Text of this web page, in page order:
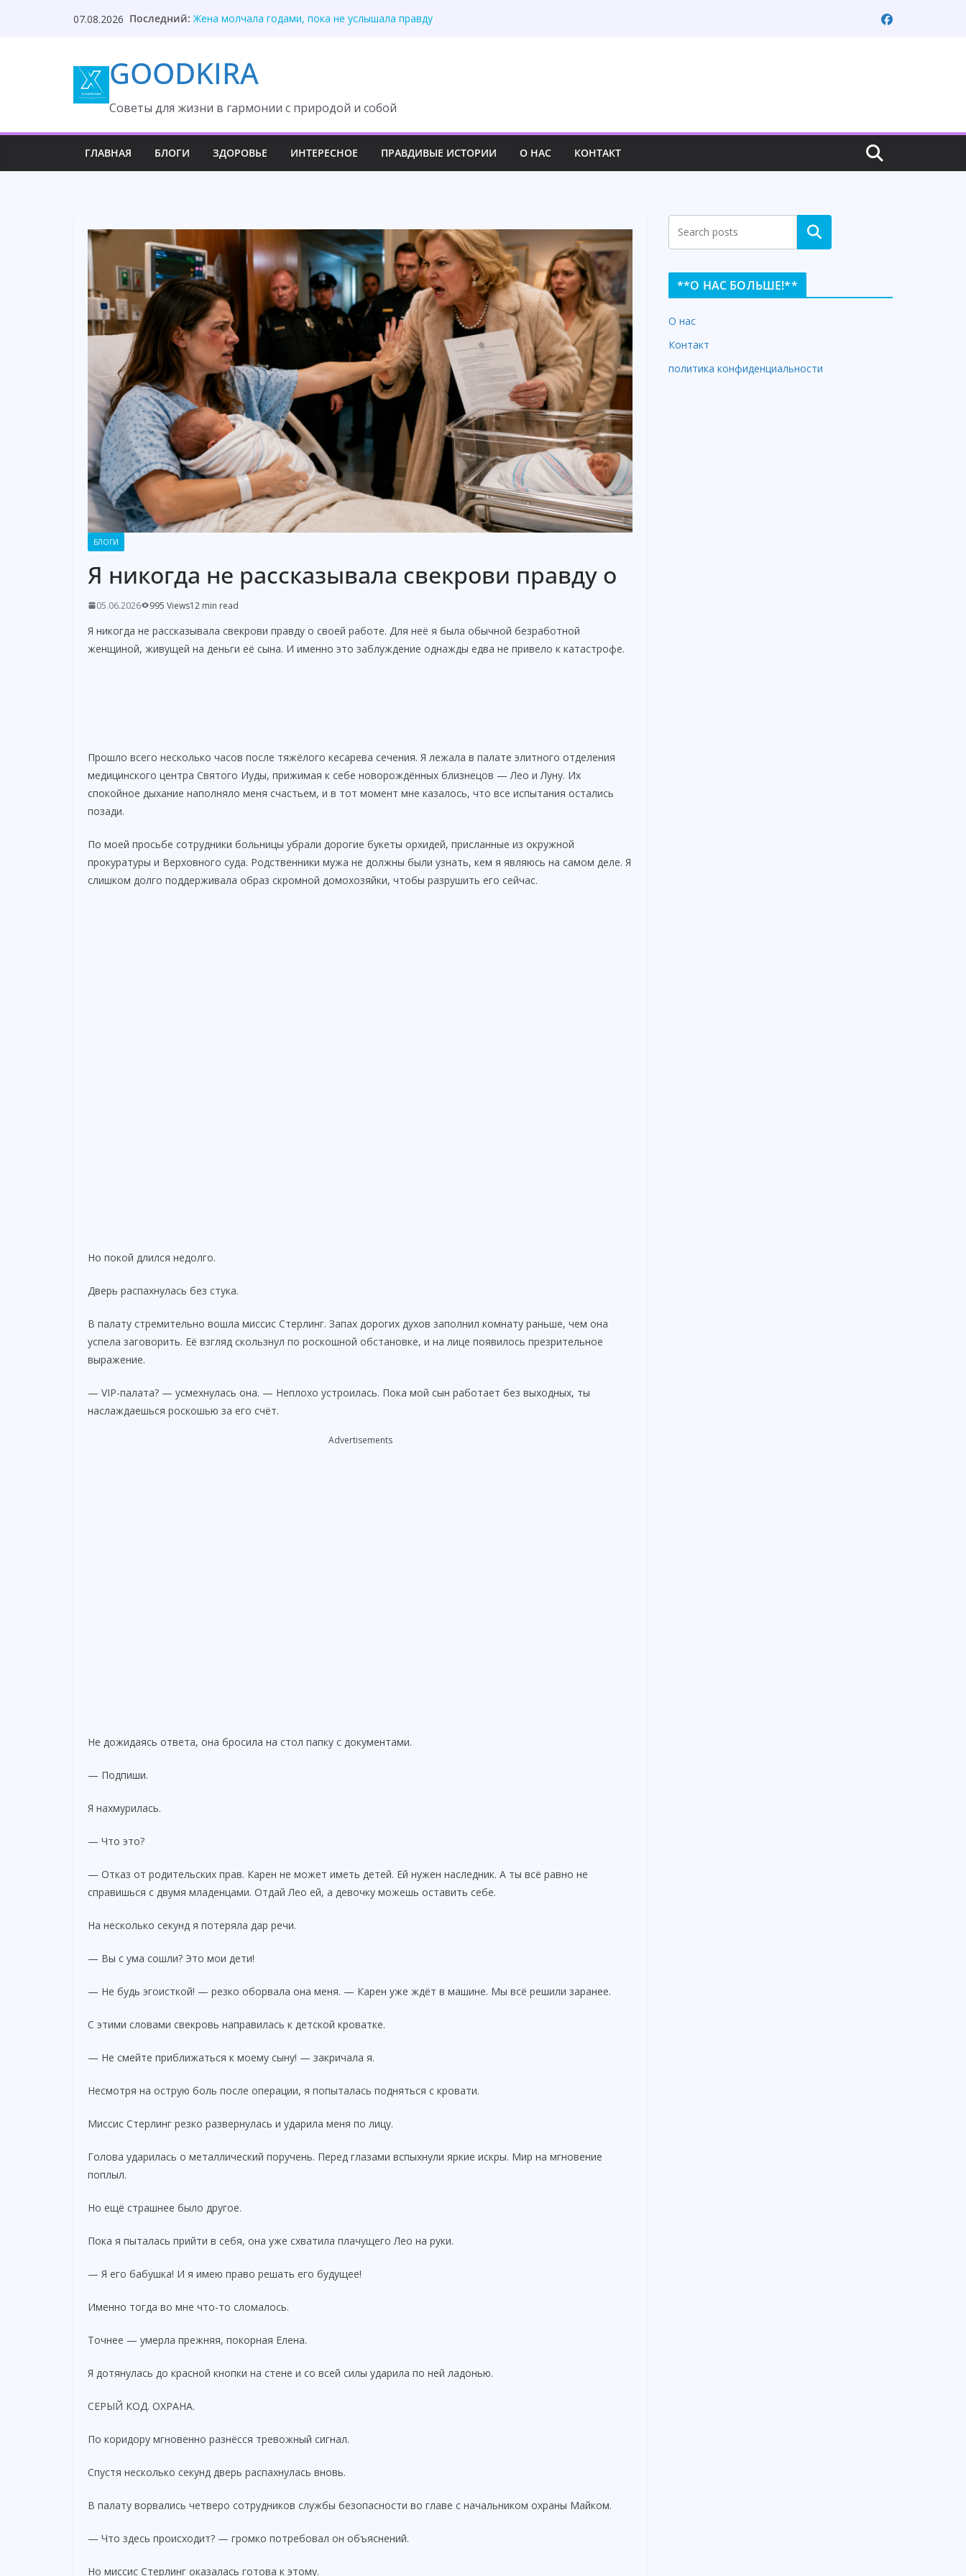
07.08.2026 Последний: Жена молчала годами, пока не услышала правду
Он потерял самое дорогое навсегда сам
Невестка раскрыла коварный план свекрови
GOODKIRA
Cоветы для жизни в гармонии с природой и собой
ГЛАВНАЯ БЛОГИ ЗДОРОВЬЕ ИНТЕРЕСНОЕ ПРАВДИВЫЕ ИСТОРИИ О НАС КОНТАКТ
БЛОГИ
Я никогда не рассказывала свекрови правду о
05.06.2026 995 Views12 min read
Я никогда не рассказывала свекрови правду о своей работе. Для неё я была обычной безработной
женщиной, живущей на деньги её сына. И именно это заблуждение однажды едва не привело к катастрофе.
Прошло всего несколько часов после тяжёлого кесарева сечения. Я лежала в палате элитного отделения
медицинского центра Святого Иуды, прижимая к себе новорождённых близнецов — Лео и Луну. Их
спокойное дыхание наполняло меня счастьем, и в тот момент мне казалось, что все испытания остались
позади.
По моей просьбе сотрудники больницы убрали дорогие букеты орхидей, присланные из окружной
прокуратуры и Верховного суда. Родственники мужа не должны были узнать, кем я являюсь на самом деле. Я
слишком долго поддерживала образ скромной домохозяйки, чтобы разрушить его сейчас.
Но покой длился недолго.
Дверь распахнулась без стука.
В палату стремительно вошла миссис Стерлинг. Запах дорогих духов заполнил комнату раньше, чем она
успела заговорить. Её взгляд скользнул по роскошной обстановке, и на лице появилось презрительное
выражение.
— VIP-палата? — усмехнулась она. — Неплохо устроилась. Пока мой сын работает без выходных, ты
наслаждаешься роскошью за его счёт.
Advertisements
Не дожидаясь ответа, она бросила на стол папку с документами.
— Подпиши.
Я нахмурилась.
— Что это?
— Отказ от родительских прав. Карен не может иметь детей. Ей нужен наследник. А ты всё равно не
справишься с двумя младенцами. Отдай Лео ей, а девочку можешь оставить себе.
На несколько секунд я потеряла дар речи.
— Вы с ума сошли? Это мои дети!
— Не будь эгоисткой! — резко оборвала она меня. — Карен уже ждёт в машине. Мы всё решили заранее.
С этими словами свекровь направилась к детской кроватке.
— Не смейте приближаться к моему сыну! — закричала я.
Несмотря на острую боль после операции, я попыталась подняться с кровати.
Миссис Стерлинг резко развернулась и ударила меня по лицу.
Голова ударилась о металлический поручень. Перед глазами вспыхнули яркие искры. Мир на мгновение
поплыл.
Но ещё страшнее было другое.
Пока я пыталась прийти в себя, она уже схватила плачущего Лео на руки.
— Я его бабушка! И я имею право решать его будущее!
Именно тогда во мне что-то сломалось.
Точнее — умерла прежняя, покорная Елена.
Я дотянулась до красной кнопки на стене и со всей силы ударила по ней ладонью.
СЕРЫЙ КОД. ОХРАНА.
По коридору мгновенно разнёсся тревожный сигнал.
Спустя несколько секунд дверь распахнулась вновь.
В палату ворвались четверо сотрудников службы безопасности во главе с начальником охраны Майком.
— Что здесь происходит? — громко потребовал он объяснений.
Но миссис Стерлинг оказалась готова к этому.
Search
**О НАС БОЛЬШЕ!**
О нас
Контакт
политика конфиденциальности